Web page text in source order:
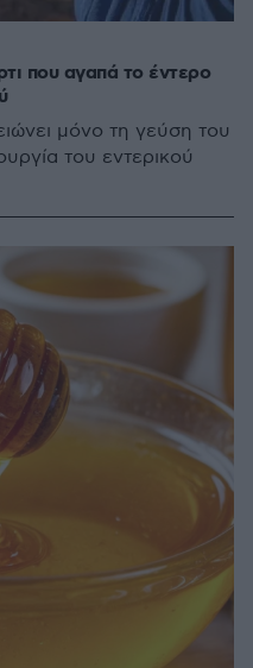
που αγαπά το έντερο
μόνο τη γεύση του
του εντερικού